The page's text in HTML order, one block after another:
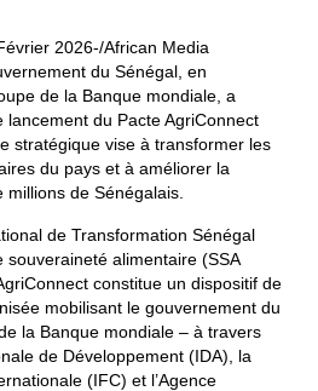
2026-/African Media
du Sénégal, en
de la Banque mondiale, a
lancement du Pacte AgriConnect
stratégique vise à transformer les
du pays et à améliorer la
de Sénégalais.
de Transformation Sénégal
souveraineté alimentaire (SSA
constitue un dispositif de
mobilisant le gouvernement du
la Banque mondiale – à travers
de Développement (IDA), la
(IFC) et l’Agence